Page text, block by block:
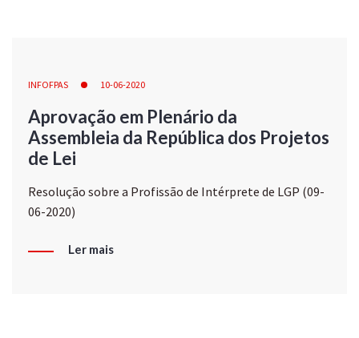
INFOFPAS 10-06-2020
Aprovação em Plenário da
Assembleia da República dos Projetos
de Lei
Resolução sobre a Profissão de Intérprete de LGP (09-
06-2020)
Ler mais